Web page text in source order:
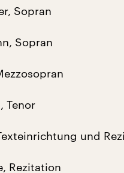
Sopran
Sopran
Tenor
und
Rezitation